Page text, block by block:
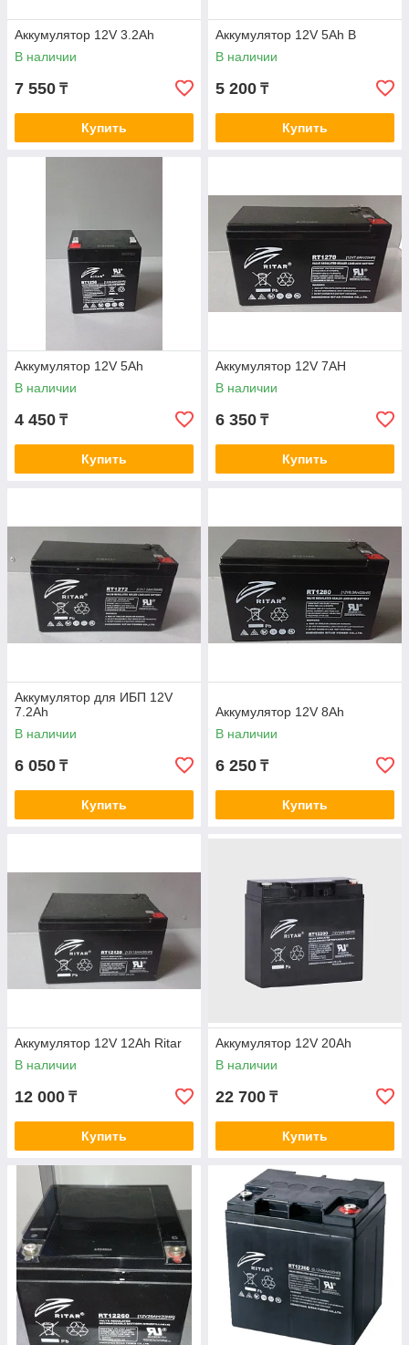
Аккумулятор 12V 3.2Ah
В наличии
7 550 ₸
Купить
Аккумулятор 12V 5Ah B
В наличии
5 200 ₸
Купить
Аккумулятор 12V 5Ah
В наличии
4 450 ₸
Купить
Аккумулятор 12V 7AH
В наличии
6 350 ₸
Купить
Аккумулятор для ИБП 12V
7.2Ah
В наличии
6 050 ₸
Купить
Аккумулятор 12V 8Ah
В наличии
6 250 ₸
Купить
Аккумулятор 12V 12Ah Ritar
В наличии
12 000 ₸
Купить
Аккумулятор 12V 20Ah
В наличии
22 700 ₸
Купить